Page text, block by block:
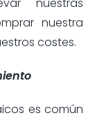
nuestra
costes.
es común